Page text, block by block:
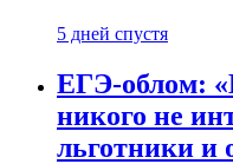
5 дней спустя
ЕГЭ-облом:
никого не
льготники и